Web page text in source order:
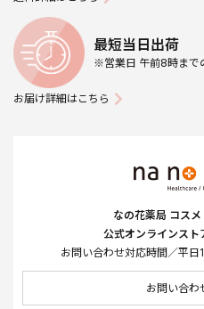
最短当日出荷
※営業日 午前8時まで
お届け詳細はこちら
なの花薬局 コス
公式オンラインスト
お問い合わせ対応時間／平日
お問い合わ